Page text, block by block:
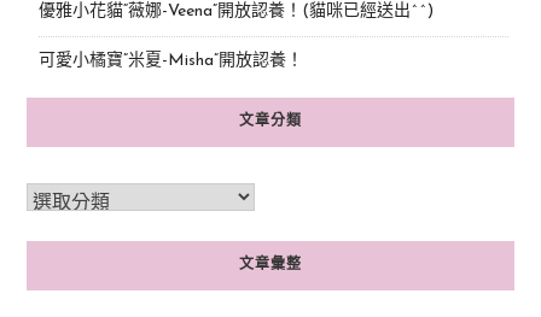
優雅小花貓“薇娜-Veena”開放認養！(貓咪已經送出^^)
可愛小橘寶”米夏-Misha”開放認養！
文章分類
文章彙整